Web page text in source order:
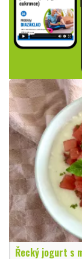
Řecký jogurt s